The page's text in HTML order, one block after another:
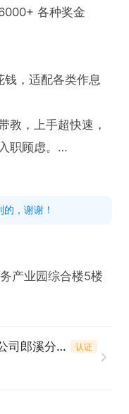
各种奖金
，适配各类作息
教，上手超快速，
职顾虑。
只要你踏实肯干、
的，谢谢！
产业园综合楼5楼
安徽环泽网络科技有限公司郎溪分公司 认证